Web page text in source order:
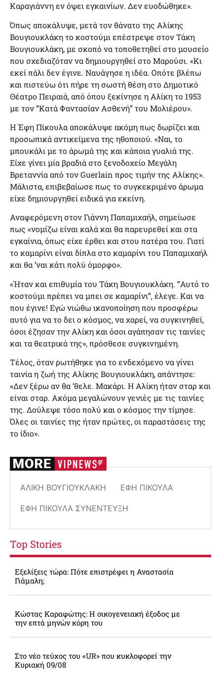
Καραγιάννη εν όψει εγκαινίων. Δεν ευοδώθηκε».
Όπως αποκάλυψε, μετά τον θάνατο της Αλίκης
Βουγιουκλάκη το κοστούμι επέστρεψε στον Τάκη
Βουγιουκλάκη, με σκοπό να τοποθετηθεί στο μουσείο
που σχεδιαζόταν να δημιουργηθεί στο Μαρούσι. «Κι
εκεί πάλι δεν έγινε. Ναυάγησε η ιδέα. Οπότε βλέπω
και πιστεύω ότι πήρε τη σωστή θέση στο Δημοτικό
Θέατρο Πειραιά, από όπου ξεκίνησε η Αλίκη το 1953
με τον “Κατά Φαντασίαν Ασθενή” του Μολιέρου».
Η Έφη Πίκουλα αποκάλυψε ακόμη πως δωρίζει και
προσωπικά αντικείμενα της ηθοποιού. «Ναι, το
μπουκάλι με το άρωμά της και κάποια γυαλιά της.
Είχε γίνει μία βραδιά στο ξενοδοχείο Μεγάλη
Βρεταννία από τον Guerlain προς τιμήν της Αλίκης».
Μάλιστα, επιβεβαίωσε πως το συγκεκριμένο άρωμα
είχε δημιουργηθεί ειδικά για εκείνη.
Αναφερόμενη στον Γιάννη Παπαμιχαήλ, σημείωσε
πως «νομίζω είναι καλά και θα παρευρεθεί και στα
εγκαίνια, όπως είχε έρθει και στου πατέρα του. Γιατί
το καμαρίνι είναι δίπλα στο καμαρίνι του Παπαμιχαήλ
και θα ’ναι κάτι πολύ όμορφο».
«Ήταν και επιθυμία του Τάκη Βουγιουκλάκη. “Αυτό το
κοστούμι πρέπει να μπει σε καμαρίνι”, έλεγε. Και να
που έγινε! Εγώ νιώθω ικανοποίηση που προσφέρω
αυτό για να το δει ο κόσμος, να χαρεί, να συγκινηθεί,
όσοι έζησαν την Αλίκη και όσοι αγάπησαν τις ταινίες
και τα θεατρικά της», πρόσθεσε συγκινημένη.
Τέλος, όταν ρωτήθηκε για το ενδεχόμενο να γίνει
ταινία η ζωή της Αλίκης Βουγιουκλάκη, απάντησε:
«Δεν ξέρω αν θα ’θελε. Μακάρι. Η Αλίκη ήταν σταρ και
είναι σταρ. Ακόμα μεγαλώνουν γενιές με τις ταινίες
της. Δούλεψε τόσο πολύ και ο κόσμος την τίμησε.
Όλες οι ταινίες της ήταν πρώτες, οι παραστάσεις της
το ίδιο».
ΑΛΊΚΗ ΒΟΥΓΙΟΥΚΛΆΚΗ ΈΦΗ ΠΊΚΟΥΛΑ
ΈΦΗ ΠΊΚΟΥΛΑ ΣΥΝΈΝΤΕΥΞΗ
Top Stories
Εξελίξεις τώρα: Πότε επιστρέφει η Αναστασία
Γιάμαλη;
Κώστας Καραφώτης: Η οικογενειακή έξοδος με
την επτά μηνών κόρη του
Στο νέο τεύχος του «UR» που κυκλοφορεί την
Κυριακή 09/08